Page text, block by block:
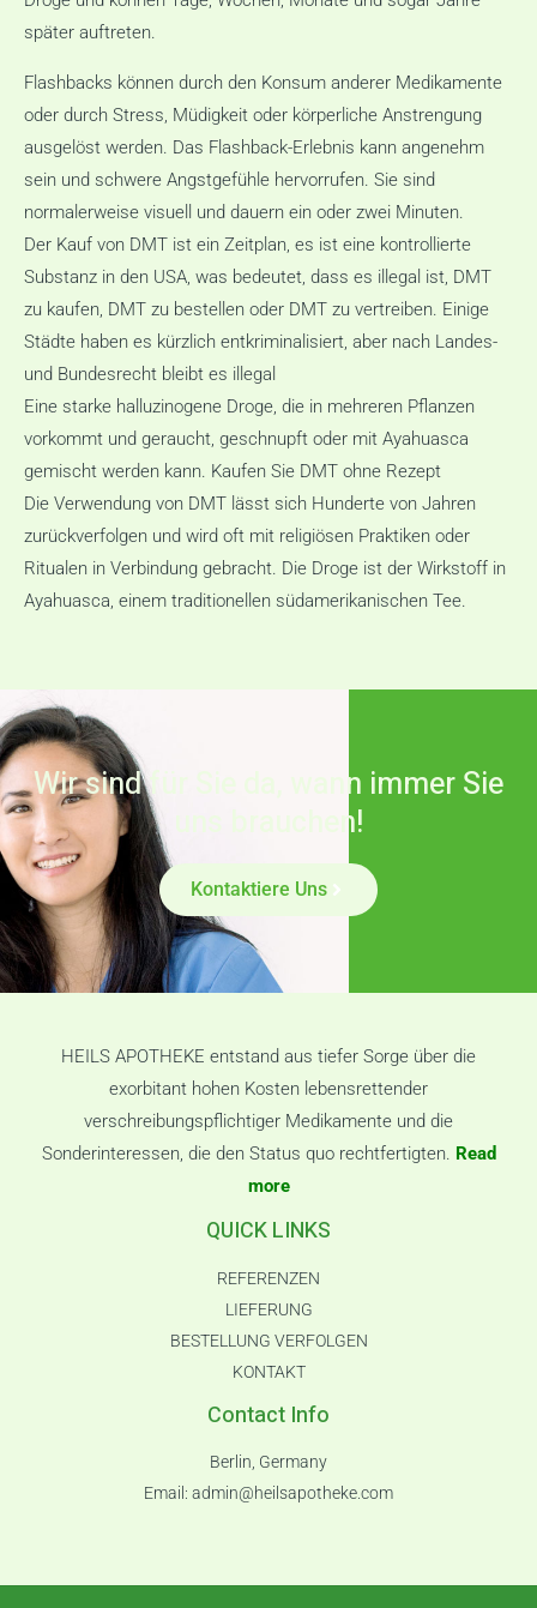
später auftreten.
Flashbacks können durch den Konsum anderer Medikamente
oder durch Stress, Müdigkeit oder körperliche Anstrengung
ausgelöst werden. Das Flashback-Erlebnis kann angenehm
sein und schwere Angstgefühle hervorrufen. Sie sind
normalerweise visuell und dauern ein oder zwei Minuten.
Der Kauf von DMT ist ein Zeitplan, es ist eine kontrollierte
Substanz in den USA, was bedeutet, dass es illegal ist, DMT
zu kaufen, DMT zu bestellen oder DMT zu vertreiben. Einige
Städte haben es kürzlich entkriminalisiert, aber nach Landes-
und Bundesrecht bleibt es illegal
Eine starke halluzinogene Droge, die in mehreren Pflanzen
vorkommt und geraucht, geschnupft oder mit Ayahuasca
gemischt werden kann. Kaufen Sie DMT ohne Rezept
Die Verwendung von DMT lässt sich Hunderte von Jahren
zurückverfolgen und wird oft mit religiösen Praktiken oder
Ritualen in Verbindung gebracht. Die Droge ist der Wirkstoff in
Ayahuasca, einem traditionellen südamerikanischen Tee.
Wir sind für Sie da, wann immer Sie
uns brauchen!
Kontaktiere Uns
HEILS APOTHEKE entstand aus tiefer Sorge über die
exorbitant hohen Kosten lebensrettender
verschreibungspflichtiger Medikamente und die
Sonderinteressen, die den Status quo rechtfertigten. Read
more
QUICK LINKS
REFERENZEN
LIEFERUNG
BESTELLUNG VERFOLGEN
KONTAKT
Contact Info
Berlin, Germany
Email: admin@heilsapotheke.com